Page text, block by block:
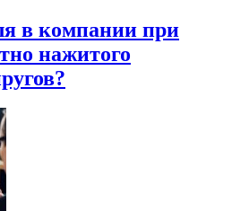
в компании при
нажитого